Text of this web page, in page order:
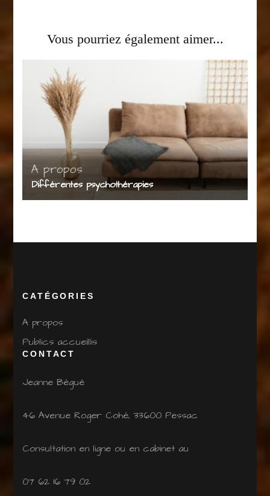
Vous pourriez également aimer...
A propos
Différentes psychothérapies
CATÉGORIES
A propos
Publics accueillis
CONTACT
Jeanne Bégué
46 Avenue Roger Cohé, 33600 Pessac
Consultation en ligne ou en cabinet au
07 62 16 79 02